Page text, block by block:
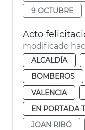
9 OCTUBRE
Acto
modificado
ALCALDÍA
BOMBEROS
VALENCIA
EN PORTADA
JOAN RIBÓ